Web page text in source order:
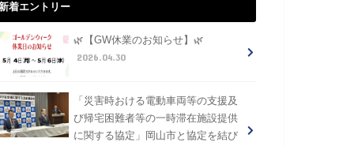
着エントリー
🌿【GW休業のお知らせ】🌿
2026.04.30
「災害時おける電動車両等の支援及
び帰宅困難者等の一時滞在施設提供
に関する協定」岡山市と協定を結び